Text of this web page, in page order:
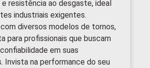
e resistência ao desgaste, ideal
industriais exigentes.
diversos modelos de tornos,
para profissionais que buscam
em suas
Invista na performance do seu